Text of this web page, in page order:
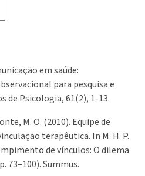
em saúde:
para pesquisa e
de Psicologia, 61(2), 1-13.
M. O. (2010). Equipe de
terapêutica. In M. H. P.
de vínculos: O dilema
73–100). Summus.